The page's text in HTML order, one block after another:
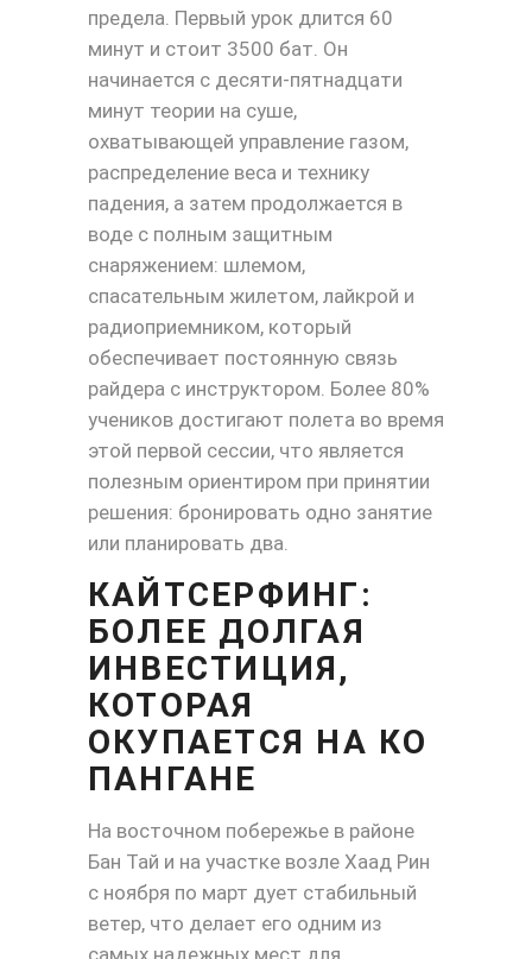
предела. Первый урок длится 60
минут и стоит 3500 бат. Он
начинается с десяти-пятнадцати
минут теории на суше,
охватывающей управление газом,
распределение веса и технику
падения, а затем продолжается в
воде с полным защитным
снаряжением: шлемом,
спасательным жилетом, лайкрой и
радиоприемником, который
обеспечивает постоянную связь
райдера с инструктором. Более 80%
учеников достигают полета во время
этой первой сессии, что является
полезным ориентиром при принятии
решения: бронировать одно занятие
или планировать два.
КАЙТСЕРФИНГ:
БОЛЕЕ ДОЛГАЯ
ИНВЕСТИЦИЯ,
КОТОРАЯ
ОКУПАЕТСЯ НА КО
ПАНГАНЕ
На восточном побережье в районе
Бан Тай и на участке возле Хаад Рин
с ноября по март дует стабильный
ветер, что делает его одним из
самых надежных мест для